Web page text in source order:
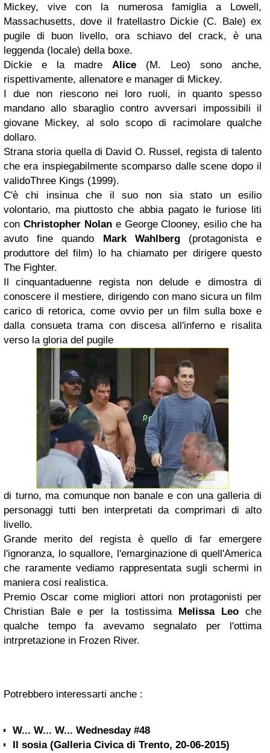
Mickey, vive con la numerosa famiglia a Lowell,
Massachusetts, dove il fratellastro Dickie (C. Bale) ex
pugile di buon livello, ora schiavo del crack, è una
leggenda (locale) della boxe.
Dickie e la madre Alice (M. Leo) sono anche,
rispettivamente, allenatore e manager di Mickey.
I due non riescono nei loro ruoli, in quanto spesso
mandano allo sbaraglio contro avversari impossibili il
giovane Mickey, al solo scopo di racimolare qualche
dollaro.
Strana storia quella di David O. Russel, regista di talento
che era inspiegabilmente scomparso dalle scene dopo il
validoThree Kings (1999).
C'è chi insinua che il suo non sia stato un esilio
volontario, ma piuttosto che abbia pagato le furiose liti
con Christopher Nolane George Clooney, esilio che ha
avuto fine quando Mark Wahlberg(protagonista e
produttore del film) lo ha chiamato per dirigere questo
The Fighter.
Il cinquantaduenne regista non delude e dimostra di
conoscere il mestiere, dirigendo con mano sicura un film
carico di retorica, come ovvio per un film sulla boxe e
dalla consueta trama con discesa all'inferno e risalita
verso la gloria del pugile
di turno, ma comunque non banale e con una galleria di
personaggi tutti ben interpretati da comprimari di alto
livello.
Grande merito del regista è quello di far emergere
l'ignoranza, lo squallore, l'emarginazione di quell'America
che raramente vediamo rappresentata sugli schermi in
maniera cosi realistica.
Premio Oscar come migliori attori non protagonisti per
Christian Bale e per la tostissima Melissa Leoche
qualche tempo fa avevamo segnalato per l'ottima
intrpretazione in Frozen River.
Potrebbero interessarti anche :
W... W... W... Wednesday #48
Il sosia (Galleria Civica di Trento, 20-06-2015)